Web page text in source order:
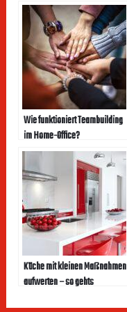
Wie funktioniert Teambuilding
im Home-Office?
Küche mit kleinen Maßnahmen
aufwerten – so gehts